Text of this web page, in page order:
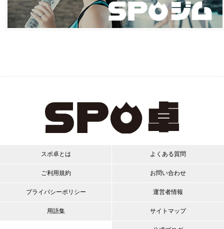
スポ卓とは
ご利用規約
プライバシーポリシー
用語集
よくある質問
お問い合わせ
運営者情報
サイトマップ